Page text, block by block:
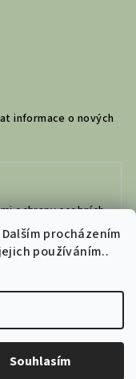
procházením
používáním..
Souhlasím
informace o nových
ochrany osobních
cookies